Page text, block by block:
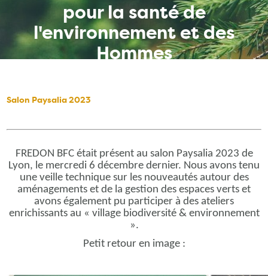
pour la santé de
l'environnement et des
Hommes
Salon Paysalia 2023
FREDON BFC était présent au salon Paysalia 2023 de
Lyon, le mercredi 6 décembre dernier. Nous avons tenu
une veille technique sur les nouveautés autour des
aménagements et de la gestion des espaces verts et
avons également pu participer à des ateliers
enrichissants au « village biodiversité & environnement
».
Petit retour en image :